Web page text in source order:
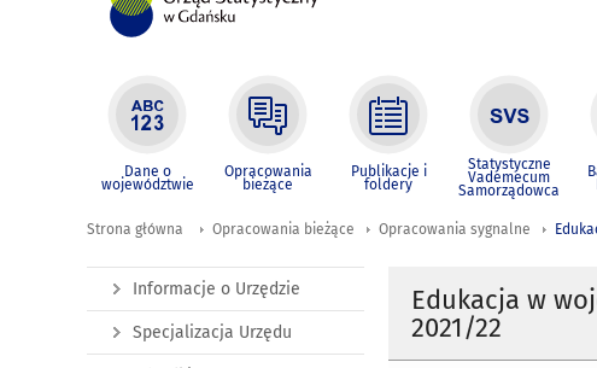
Dane o
województwie
Opracowania
bieżące
Publikacje i
foldery
Statystyczne
Vademecum
Samorządowca
Strona główna Opracowania bieżące Opracowania sygnalne
Edukacja w
2021/22
Informacje o Urzędzie
Specjalizacja Urzędu